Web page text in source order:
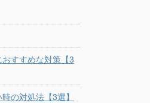
すすめな対策【3
の対処法【3選】